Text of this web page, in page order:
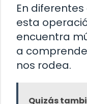
En
esta
encuentra
a
nos rodea.
Quizás